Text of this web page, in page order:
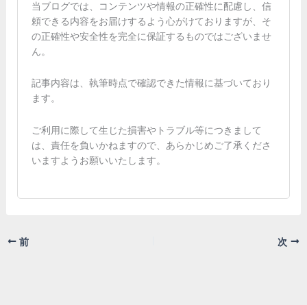
当ブログでは、コンテンツや情報の正確性に配慮し、信
頼できる内容をお届けするよう心がけておりますが、そ
の正確性や安全性を完全に保証するものではございませ
ん。
記事内容は、執筆時点で確認できた情報に基づいており
ます。
ご利用に際して生じた損害やトラブル等につきまして
は、責任を負いかねますので、あらかじめご了承くださ
いますようお願いいたします。
前 次